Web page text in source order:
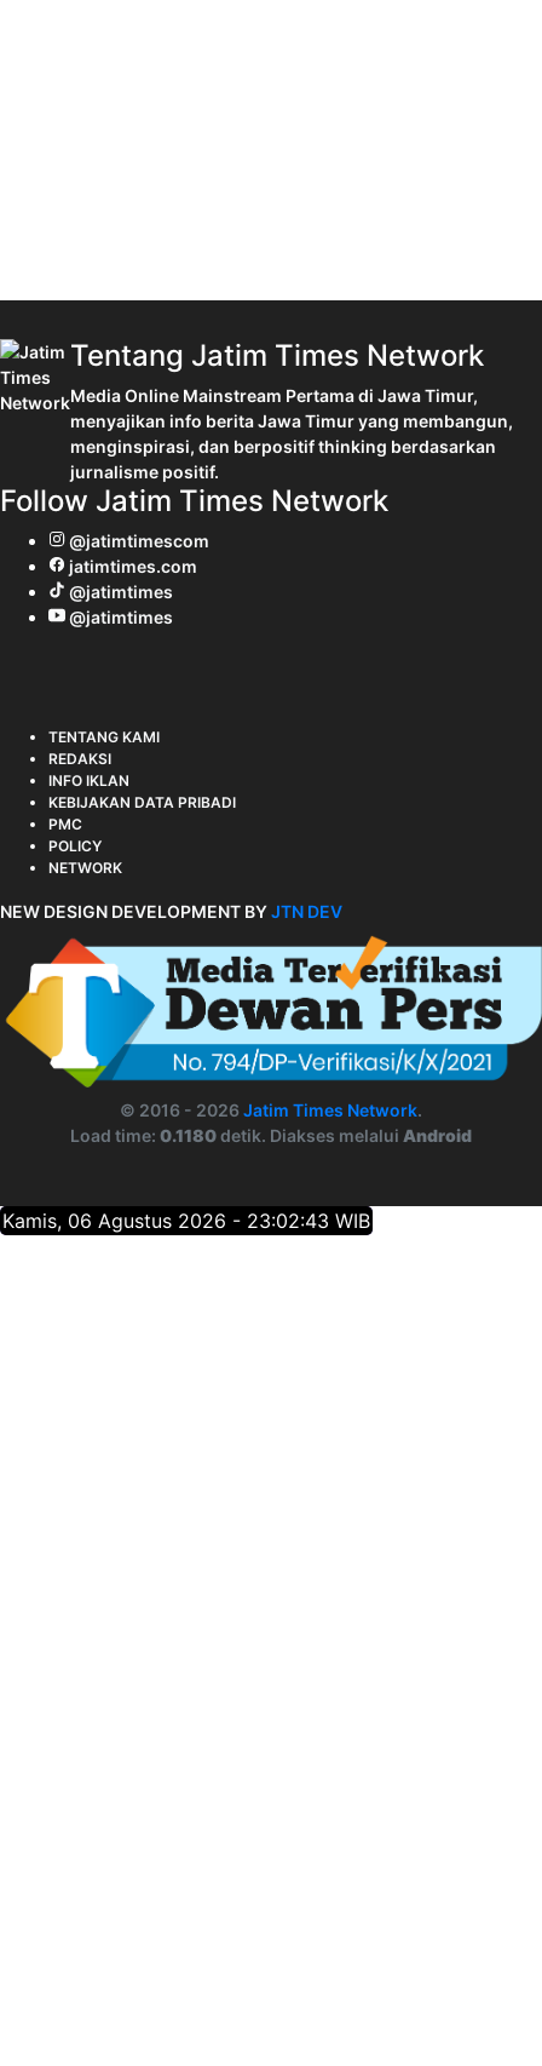
Tentang Jatim Times Network
Media Online Mainstream Pertama di Jawa Timur,
menyajikan info berita Jawa Timur yang membangun,
menginspirasi, dan berpositif thinking berdasarkan
jurnalisme positif.
Follow Jatim Times Network
@jatimtimescom
jatimtimes.com
@jatimtimes
@jatimtimes
TENTANG KAMI
REDAKSI
INFO IKLAN
KEBIJAKAN DATA PRIBADI
PMC
POLICY
NETWORK
NEW DESIGN DEVELOPMENT BYJTN DEV
© 2016 - 2026 Jatim Times Network.
Load time: 0.1180detik. Diakses melalui Android
Kamis, 06 Agustus 2026 - 23:02:44 WIB